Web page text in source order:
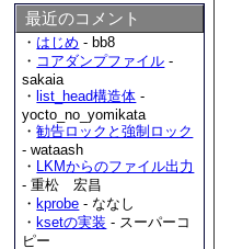
最近のコメント
・ はじめ - bb8
・ コアダンプファイル -
sakaia
・ list_head構造体 -
yocto_no_yomikata
・勧告ロックと強制ロック
- wataash
・ LKMからのファイル出力
- 重松 宏昌
・ kprobe - ななし
・ ksetの実装 - スーパーコ
ピー